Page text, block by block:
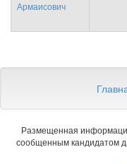
Армаисович
Размещенная
сообщенным кандидатом